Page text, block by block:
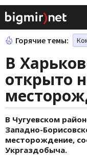
Горячие темы:
В
открыто
В Чугуевском
Западно-
месторождение,
Укргаздобыча.